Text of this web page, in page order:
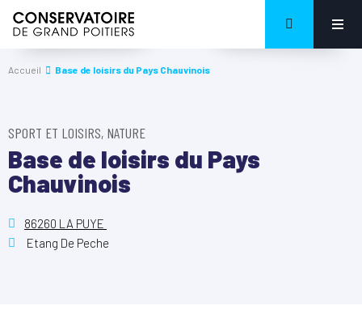
Accueil Base de loisirs du Pays Chauvinois
SPORT ET LOISIRS, NATURE
Base de loisirs du Pays
Chauvinois
86260 LA PUYE
Etang De Peche